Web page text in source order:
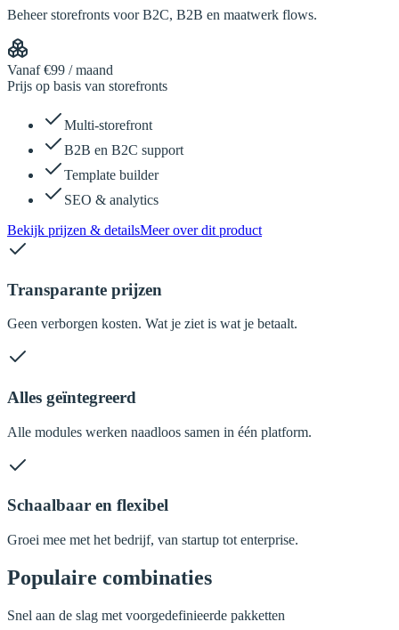
Beheer storefronts voor B2C, B2B en maatwerk flows.
Vanaf €99 / maand
Prijs op basis van storefronts
Multi-storefront
B2B en B2C support
Template builder
SEO & analytics
Bekijk prijzen & detailsMeer over dit product
Transparante prijzen
Geen verborgen kosten. Wat je ziet is wat je betaalt.
Alles geïntegreerd
Alle modules werken naadloos samen in één platform.
Schaalbaar en flexibel
Groei mee met het bedrijf, van startup tot enterprise.
Populaire combinaties
Snel aan de slag met voorgedefinieerde pakketten